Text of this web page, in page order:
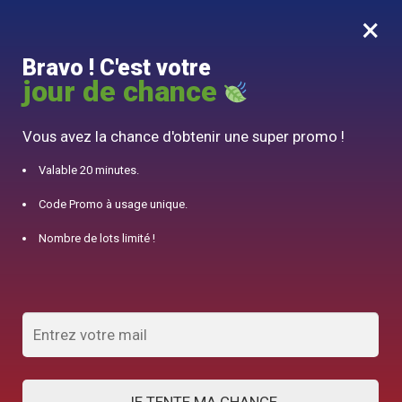
0
10% offert pour 50€ d’achats avec le code DJINN10
×
Bravo ! C'est votre
jour de chance
Vous avez la chance d'obtenir une super promo !
Valable 20 minutes.
Code Promo à usage unique.
Nombre de lots limité !